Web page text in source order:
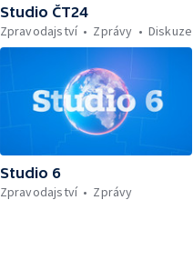
Studio ČT24
Zpravodajství
Zprávy Diskuze
Studio 6
Zpravodajství
Zprávy